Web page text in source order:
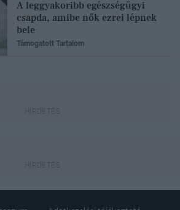
A leggyakoribb egészségügyi
csapda, amibe nők ezrei lépnek
bele
Támogatott Tartalom